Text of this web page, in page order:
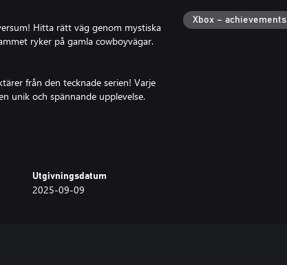
Hitta rätt väg genom mystiska
ryker på gamla cowboyvägar.
från den tecknade serien! Varje
unik och spännande upplevelse.
med flerspelarläget för upp till fyra
Utgivningsdatum
2025-09-09
Xbox – achievements